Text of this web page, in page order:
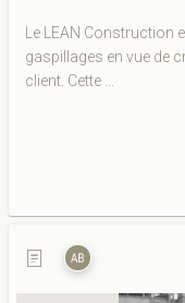
Le LEAN
gaspillages en vue de
client. Cette ...